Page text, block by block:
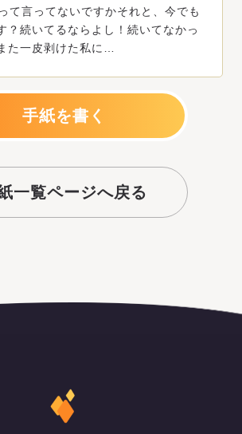
て言ってないですかそれと、今でも
？続いてるならよし！続いてなかっ
た一皮剥けた私に…
手紙を書く
一覧ページへ戻る